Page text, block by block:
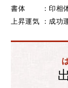
書体 ： 印相
上昇運気 ： 成功